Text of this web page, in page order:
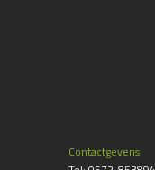
Contactgevens